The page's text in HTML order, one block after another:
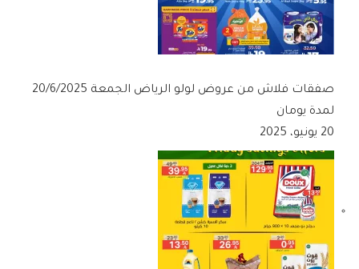
صفقات فلاش من عروض لولو الرياض الجمعة 20/6/2025
لمدة يومان
20 يونيو، 2025